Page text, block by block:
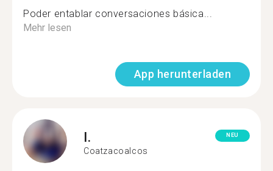
Poder entablar conversaciones básica...
Mehr lesen
App herunterladen
I.
Coatzacoalcos
NEU